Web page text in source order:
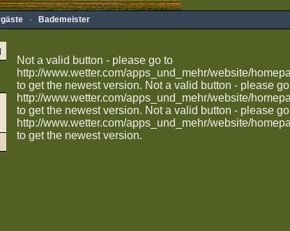
· Bademeister
Not a valid button - please go to
http://www.wetter.com/apps_und_mehr/website/
to get the newest version. Not a valid button - please
http://www.wetter.com/apps_und_mehr/website/
to get the newest version. Not a valid button - please
http://www.wetter.com/apps_und_mehr/website/
to get the newest version.